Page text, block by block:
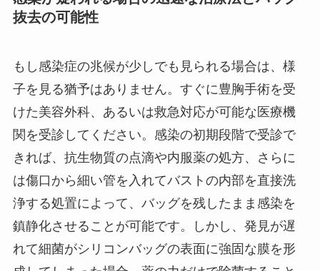
抜去の可能性
もし感染症の兆候が少しでも見られる場合は、様
子を見る猶予はありません。すぐに豊胸手術を受
けた美容外科、あるいは救急対応が可能な医療機
関を受診してください。感染の初期段階で受診で
きれば、抗生物質の点滴や内服薬の処方、さらに
は傷口から細い管を入れてバストの内部を直接洗
浄する処置によって、バッグを残したまま感染を
鎮静化させることが可能です。しかし、発見が遅
れて細菌がシリコンバッグの表面に強固な膜を形